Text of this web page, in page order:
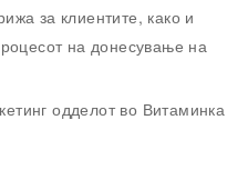
за клиентите, како и
на донесување на
одделот во Витаминка